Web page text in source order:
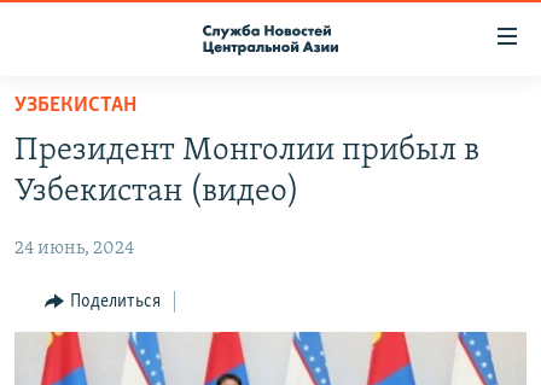
Вернуться
основному
содержанию
навигации
Вернутся
ПОДПИСКА
RFE/RL ДИРЕКТ
НАСТОЯЩЕЕ ВРЕМЯ
МИГРАНТ МЕДИА
УЗБЕКИСТАН
Президент Монголии прибыл в
Узбекистан (видео)
24 июнь, 2024
Поделиться